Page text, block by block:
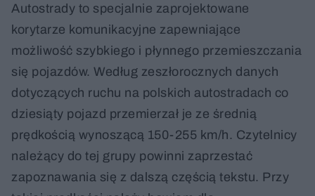
Autostrady to specjalnie zaprojektowane
korytarze komunikacyjne zapewniające
możliwość szybkiego i płynnego przemieszczania
się pojazdów. Według zeszłorocznych danych
dotyczących ruchu na polskich autostradach co
dziesiąty pojazd przemierzał je ze średnią
prędkością wynoszącą 150-255 km/h. Czytelnicy
należący do tej grupy powinni zaprzestać
zapoznawania się z dalszą częścią tekstu. Przy